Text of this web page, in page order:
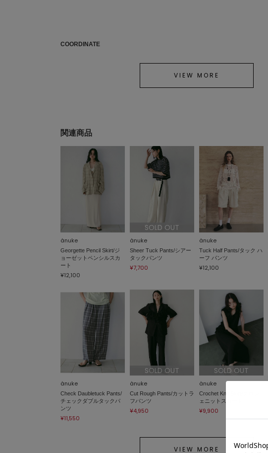
COORDINATE
VIEW MORE
関連商品
ànuke
Georgette Pencil Skirt/ジ
ョーゼットペンシルスカ
ート
¥12,100
SOLD OUT
ànuke
Sheer Tuck Pants/シアー
タックパンツ
¥7,700
ànuke
Tuck Half Pants/タック ハ
ーフ パンツ
¥12,100
ànuke
Check Daubletuck Pants/
チェックダブルタックパ
ンツ
¥11,550
SOLD OUT
ànuke
Cut Rough Pants/カットラ
フパンツ
¥4,950
SOLD OUT
ànuke
Crochet Knit Skirt/クロシ
ェニットスカート
¥9,900
VIEW MORE